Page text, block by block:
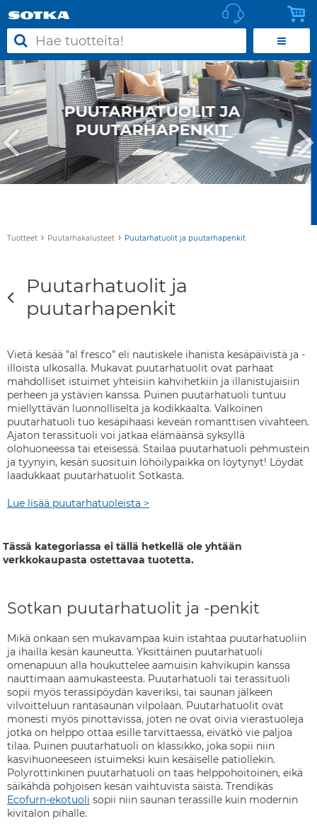
JA
Tuotteet › Puutarhakalusteet › Puutarhatuolit ja puutarhapenkit
Puutarhatuolit ja
puutarhapenkit
Vietä kesää ”al fresco” eli nautiskele ihanista kesäpäivistä ja -
illoista ulkosalla. Mukavat puutarhatuolit ovat parhaat
mahdolliset istuimet yhteisiin kahvihetkiin ja illanistujaisiin
perheen ja ystävien kanssa. Puinen puutarhatuoli tuntuu
miellyttävän luonnolliselta ja kodikkaalta. Valkoinen
puutarhatuoli tuo kesäpihaasi keveän romanttisen vivahteen.
Ajaton terassituoli voi jatkaa elämäänsä syksyllä
olohuoneessa tai eteisessä. Stailaa puutarhatuoli pehmustein
ja tyynyin, kesän suosituin löhöilypaikka on löytynyt! Löydät
laadukkaat puutarhatuolit Sotkasta.
Lue lisää puutarhatuoleista >
Tässä kategoriassa ei tällä hetkellä ole yhtään
verkkokaupasta ostettavaa tuotetta.
Sotkan puutarhatuolit ja -penkit
Mikä onkaan sen mukavampaa kuin istahtaa puutarhatuoliin
ja ihailla kesän kauneutta. Yksittäinen puutarhatuoli
omenapuun alla houkuttelee aamuisin kahvikupin kanssa
nauttimaan aamukasteesta. Puutarhatuoli tai terassituoli
sopii myös terassipöydän kaveriksi, tai saunan jälkeen
vilvoitteluun rantasaunan vilpolaan. Puutarhatuolit ovat
monesti myös pinottavissa, joten ne ovat oivia vierastuoleja
jotka on helppo ottaa esille tarvittaessa, eivätkö vie paljoa
tilaa. Puinen puutarhatuoli on klassikko, joka sopii niin
kasvihuoneeseen istuimeksi kuin kesäiselle patiollekin.
Polyrottinkinen puutarhatuoli on taas helppohoitoinen, eikä
säikähdä pohjoisen kesän vaihtuvista säistä. Trendikäs
Ecofurn-ekotuoli sopii niin saunan terassille kuin modernin
kivitalon pihalle.